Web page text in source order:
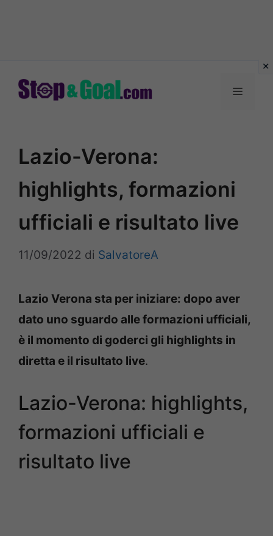
Menu
Lazio-Verona:
highlights, formazioni
ufficiali e risultato live
11/09/2022 di SalvatoreA
Lazio Verona sta per iniziare: dopo aver
dato uno sguardo alle formazioni ufficiali,
è il momento di goderci gli highlights in
diretta e il risultato live.
Lazio-Verona: highlights,
formazioni ufficiali e
risultato live